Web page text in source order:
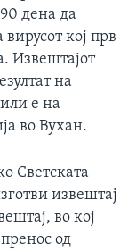
дена да
кој прв
Извештајот
на
е на
во Вухан.
Светската
извештај
во кој
од